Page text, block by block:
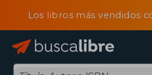
Los libros más vendidos